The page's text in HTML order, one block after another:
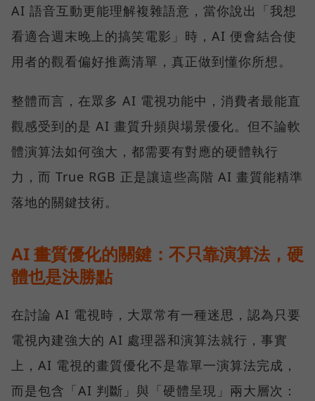
AI 語音互動更能理解複雜語意，當你說出「我想
看適合週末晚上的搞笑電影」時，AI 便會結合使
用者的觀看偏好推薦清單，真正做到懂你所想。
整體而言，在眾多 AI 電視功能中，消費者最能直
觀感受到的是 AI 畫質升頻與場景優化。但不論軟
體演算法如何強大，都需要有對應的硬體執行
力，而 True RGB 正是讓這些高階 AI 畫質能精準
落地的關鍵技術。
AI 畫質優化的關鍵：不只靠演算法，硬
體也是決勝點
在討論 AI 電視時，大眾常有一種迷思，認為只要
電視內建強大的 AI 處理器和演算法就行，事實
上，AI 電視的畫質優化不是靠單一演算法完成，
而是包含「AI 判斷」與「硬體呈現」兩大層次：